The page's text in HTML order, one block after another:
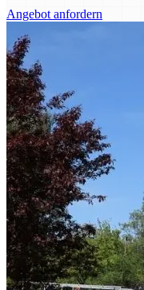
Angebot anfordern